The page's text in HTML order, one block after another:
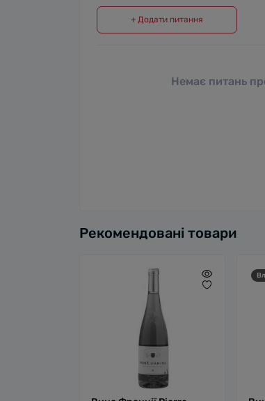
+ Додати питання
Немає питань
Рекомендовані товари